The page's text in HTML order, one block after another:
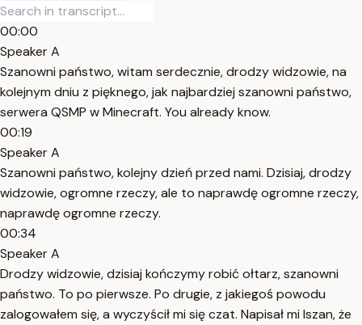
00:00
Speaker A
Szanowni państwo, witam serdecznie, drodzy widzowie, na
kolejnym dniu z pięknego, jak najbardziej szanowni państwo,
serwera QSMP w Minecraft. You already know.
00:19
Speaker A
Szanowni państwo, kolejny dzień przed nami. Dzisiaj, drodzy
widzowie, ogromne rzeczy, ale to naprawdę ogromne rzeczy,
naprawdę ogromne rzeczy.
00:34
Speaker A
Drodzy widzowie, dzisiaj kończymy robić ołtarz, szanowni
państwo. To po pierwsze. Po drugie, z jakiegoś powodu
zalogowałem się, a wyczyścił mi się czat. Napisał mi Iszan, że